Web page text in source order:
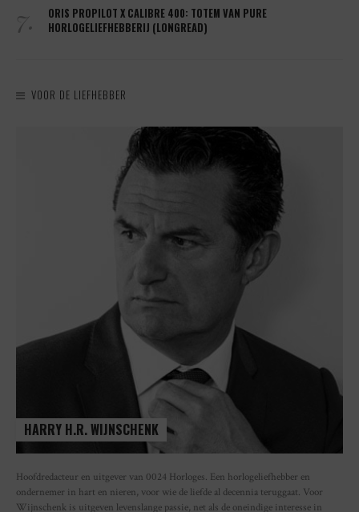
7.
ORIS PROPILOT X CALIBRE 400: TOTEM VAN PURE
HORLOGELIEFHEBBERIJ (LONGREAD)
VOOR DE LIEFHEBBER
HARRY H.R. WIJNSCHENK
Hoofdredacteur en uitgever van 0024 Horloges. Een horlogeliefhebber en
ondernemer in hart en nieren, voor wie de liefde al decennia teruggaat. Voor
Wijnschenk is uitgeven levenslange passie, net als de oneindige interesse in